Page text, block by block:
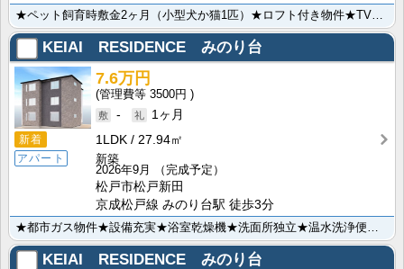
★ペット飼育時敷金2ヶ月（小型犬か猫1匹）★ロフト付き物件★TVモニターホン、浴室乾燥機、シャワー付･･･
KEIAI RESIDENCE みのり台
新着
アパート
7.6万円
3500円
-
1ヶ月
1LDK
27.94㎡
新築
2026年9月
（完成予定）
松戸市松戸新田
京成松戸線 みのり台駅 徒歩3分
★都市ガス物件★設備充実★浴室乾燥機★洗面所独立★温水洗浄便座★2口コンロ付システムキッチン★インタ･･･
KEIAI RESIDENCE みのり台